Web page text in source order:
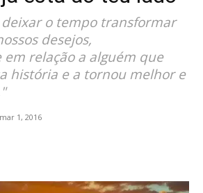
deixar o tempo transformar
desejos,
relação a alguém que
história e a tornou melhor e
mar 1, 2016